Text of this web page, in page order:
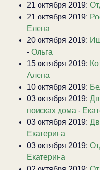
21 октября 2019:
21 октября 2019:
Елена
20 октября 2019:
- Ольга
15 октября 2019:
Алена
10 октября 2019:
03 октября 2019:
поисках дома -
03 октября 2019:
Екатерина
03 октября 2019:
Екатерина